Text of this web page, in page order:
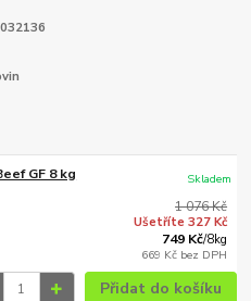
GF 8 kg
1 076 Kč
Ušetříte 327 Kč
749 Kč/8kg
669 Kč bez DPH
Skladem
Přidat do košíku